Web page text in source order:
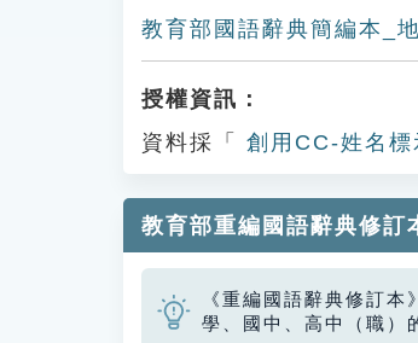
教育部國語辭典簡編本_
授權資訊：
資料採「
創用CC-姓名
教育部重編國語辭典修訂
《重編國語辭典修訂
學、國中、高中（職）